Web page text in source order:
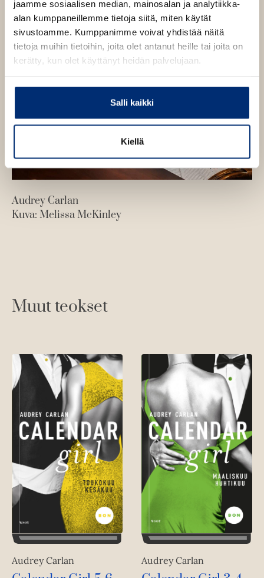
jaamme sosiaalisen median, mainosalan ja analytiikka-
alan kumppaneillemme tietoja siitä, miten käytät
sivustoamme. Kumppanimme voivat yhdistää näitä
tietoja muihin tietoihin, joita olet antanut heille tai joita on
kerätty, kun olet käyttänyt heidän palvelujaan.
Salli kaikki
Kiellä
n
Audrey Carlan
Kuva: Melissa McKinley
Muut teokset
Audrey Carlan Audrey Carlan